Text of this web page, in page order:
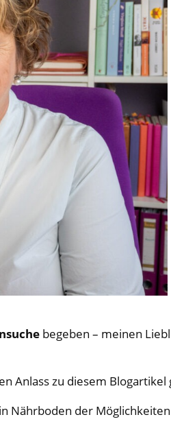
begeben – meinen
Anlass zu diesem Blogartikel
Nährboden der